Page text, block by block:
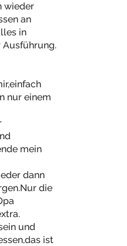
wieder
an
in
nur einem
mein
dann
die
und
ist